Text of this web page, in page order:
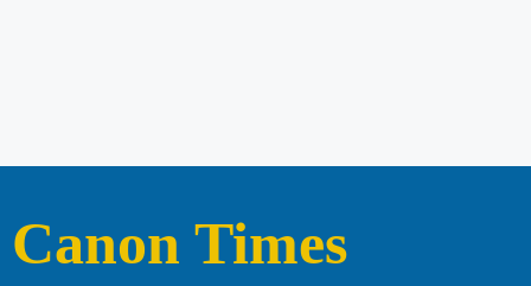
Canon Times